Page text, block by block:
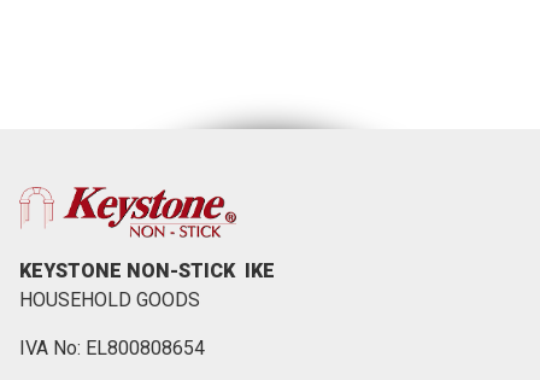
KEYSTONE NON-STICK ΙΚΕ
HOUSEHOLD GOODS
IVA No: EL800808654